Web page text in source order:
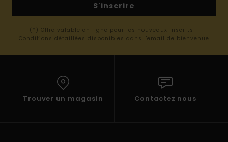
S'inscrire
(*) Offre valable en ligne pour les nouveaux inscrits -
Conditions détaillées disponibles dans l'email de bienvenue
Trouver un magasin Contactez nous